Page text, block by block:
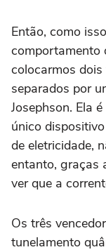
Então, como
comportamento
colocarmos
separados por
Josephson. Ela
único
de eletricidade,
entanto, graças
ver que a
Os três
tunelamento